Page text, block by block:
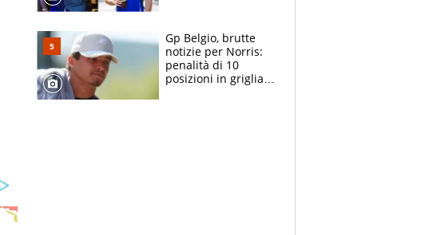
le parolacce"
Gp Belgio, brutte
notizie per Norris:
penalità di 10
posizioni in griglia,